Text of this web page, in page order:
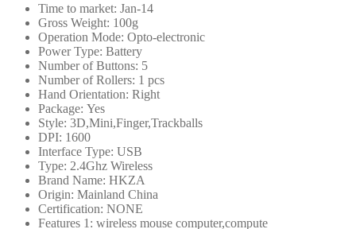
Time to market: Jan-14
Gross Weight: 100g
Operation Mode: Opto-electronic
Power Type: Battery
Number of Buttons: 5
Number of Rollers: 1 pcs
Hand Orientation: Right
Package: Yes
Style: 3D,Mini,Finger,Trackballs
DPI: 1600
Interface Type: USB
Type: 2.4Ghz Wireless
Brand Name: HKZA
Origin: Mainland China
Certification: NONE
Features 1: wireless mouse computer,compute